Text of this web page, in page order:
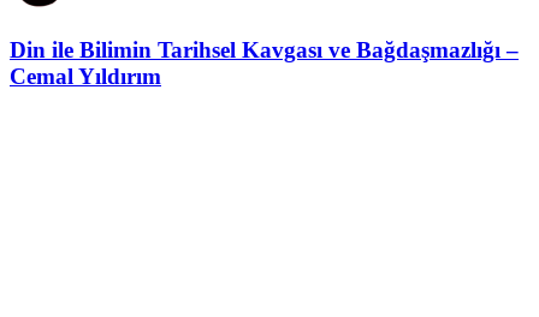
Din ile Bilimin Tarihsel Kavgası ve Bağdaşmazlığı –
Cemal Yıldırım